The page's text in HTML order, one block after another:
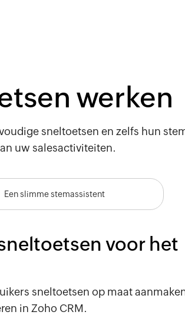
werken
sneltoetsen en zelfs hun
uw salesactiviteiten.
Een slimme stemassistent
voor het
sneltoetsen op maat
in Zoho CRM.